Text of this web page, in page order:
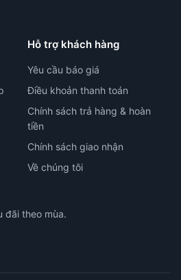
Hỗ trợ khách hàng
Yêu cầu báo giá
Điều khoản thanh toán
Chính sách trả hàng & hoàn
tiền
Chính sách giao nhận
Về chúng tôi
đãi theo mùa.